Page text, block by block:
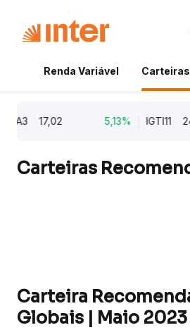
Renda Variável
17,02 5,13% IGTI11 24,70
Carteiras
Carteira
Globais | Maio 2023